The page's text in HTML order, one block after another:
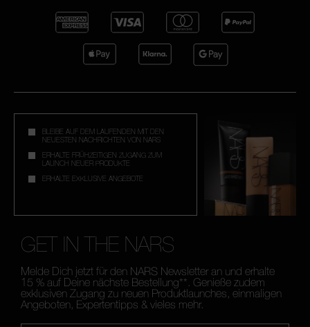
BLEIBE AUF DEM LAUFENDEN MIT DEN
NEUESTEN NACHRICHTEN VON NARS
ERHALTE FRÜHZEITIGEN ZUGANG ZUM
LAUNCH NEUER PRODUKTE
ERHALTE EXKLUSIVE ANGEBOTE
GET IN THE NARS
Melde Dich jetzt für den NARS Newsletter an und erhalte
15 % auf Deine nächste Bestellung**. Genieße zudem
exklusiven Zugang zu neuen Produktlaunches, einmaligen
Angeboten, Expertentipps & vieles mehr.